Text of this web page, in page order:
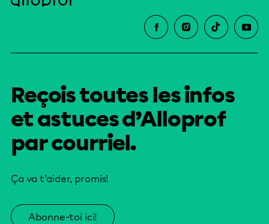
Reçois toutes les infos
et astuces d’Alloprof
par courriel.
Ça va t’aider, promis!
Abonne-toi ici!